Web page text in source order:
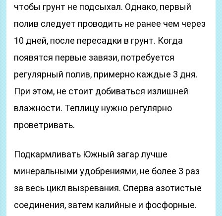
чтобы грунт не подсыхал. Однако, первый
полив следует проводить не ранее чем через
10 дней, после пересадки в грунт. Когда
появятся первые завязи, потребуется
регулярный полив, примерно каждые 3 дня.
При этом, не стоит добиваться излишней
влажности. Теплицу нужно регулярно
проветривать.
Подкармливать Южный загар лучше
минеральными удобрениями, не более 3 раз
за весь цикл вызревания. Сперва азотистые
соединения, затем калийные и фосфорные.